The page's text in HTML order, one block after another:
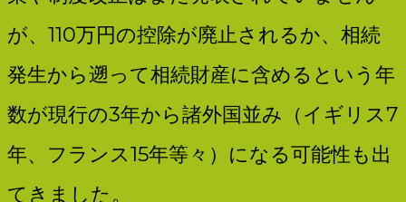
が、110万円の控除が廃止されるか、相続
発生から遡って相続財産に含めるという年
数が現行の3年から諸外国並み（イギリス7
年、フランス15年等々）になる可能性も出
てきました。